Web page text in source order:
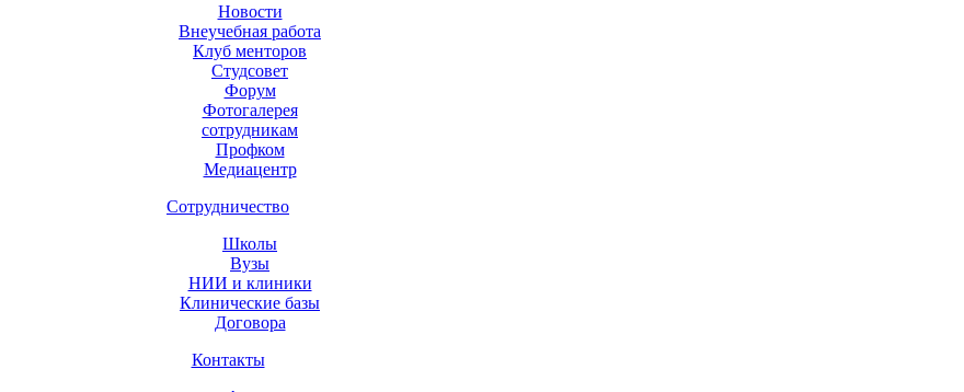
Новости
Внеучебная работа
Клуб менторов
Студсовет
Форум
Фотогалерея
сотрудникам
Профком
Медиацентр
Сотрудничество
Школы
Вузы
НИИ и клиники
Клинические базы
Договора
Контакты